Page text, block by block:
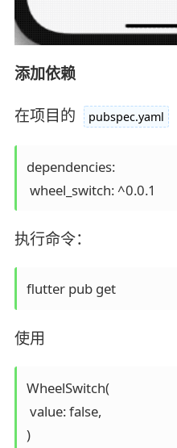
添加依赖
在项目的
pubspec.yaml
dependencies:
wheel_switch: ^0.0.1
执行命令：
flutter pub get
使用
WheelSwitch(
value: false,
)